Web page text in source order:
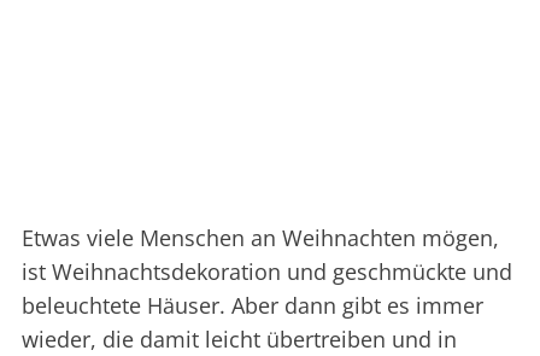
Etwas viele Menschen an Weihnachten mögen,
ist Weihnachtsdekoration und geschmückte und
beleuchtete Häuser. Aber dann gibt es immer
wieder, die damit leicht übertreiben und in